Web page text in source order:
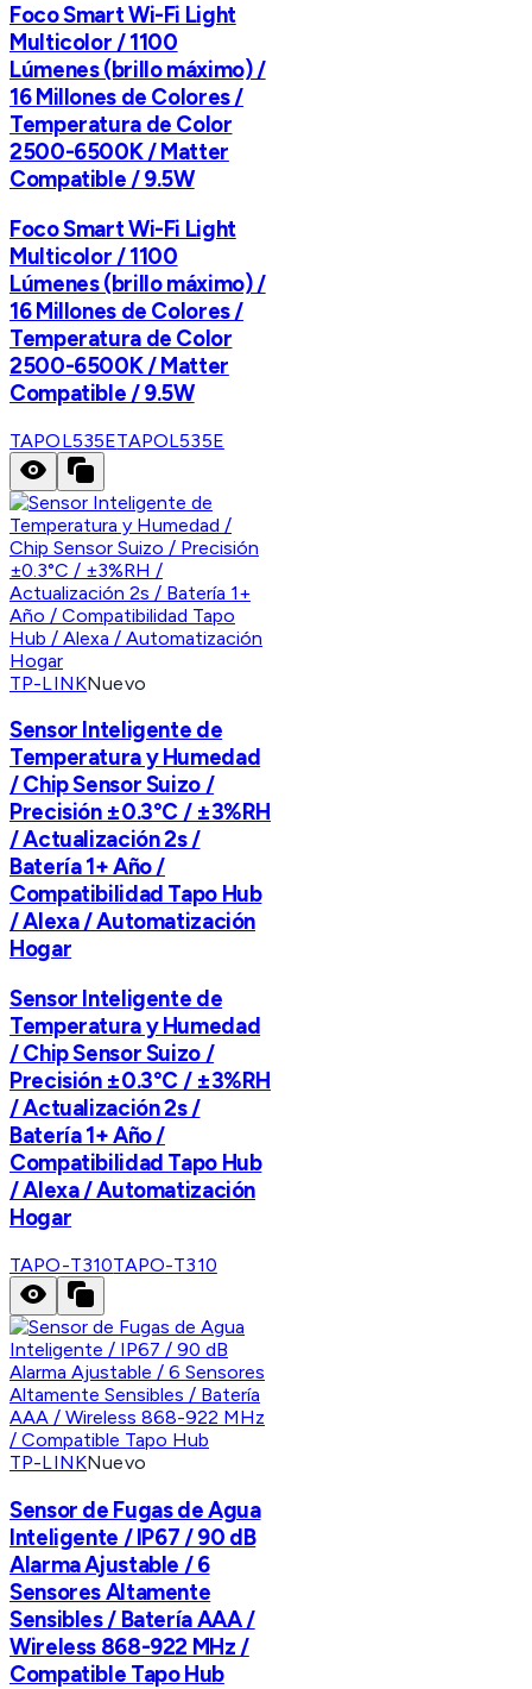
Foco Smart Wi-Fi Light
Multicolor / 1100
Lúmenes (brillo máximo) /
16 Millones de Colores /
Temperatura de Color
2500-6500K / Matter
Compatible / 9.5W
Foco Smart Wi-Fi Light
Multicolor / 1100
Lúmenes (brillo máximo) /
16 Millones de Colores /
Temperatura de Color
2500-6500K / Matter
Compatible / 9.5W
TAPOL535ETAPOL535E
TP-LINKNuevo
Sensor Inteligente de
Temperatura y Humedad
/ Chip Sensor Suizo /
Precisión ±0.3°C / ±3%RH
/ Actualización 2s /
Batería 1+ Año /
Compatibilidad Tapo Hub
/ Alexa / Automatización
Hogar
Sensor Inteligente de
Temperatura y Humedad
/ Chip Sensor Suizo /
Precisión ±0.3°C / ±3%RH
/ Actualización 2s /
Batería 1+ Año /
Compatibilidad Tapo Hub
/ Alexa / Automatización
Hogar
TAPO-T310TAPO-T310
TP-LINKNuevo
Sensor de Fugas de Agua
Inteligente / IP67 / 90 dB
Alarma Ajustable / 6
Sensores Altamente
Sensibles / Batería AAA /
Wireless 868-922 MHz /
Compatible Tapo Hub